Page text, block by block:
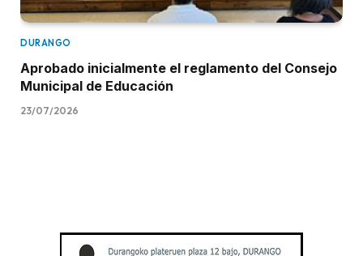
DURANGO
Aprobado inicialmente el reglamento del Consejo
Municipal de Educación
23/07/2026